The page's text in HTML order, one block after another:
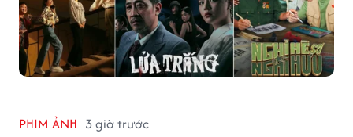
PHIM ẢNH 3 giờ trước